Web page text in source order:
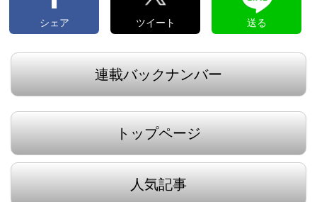
シェア ツイート 送る
連載バックナンバー
トップページ
人気記事